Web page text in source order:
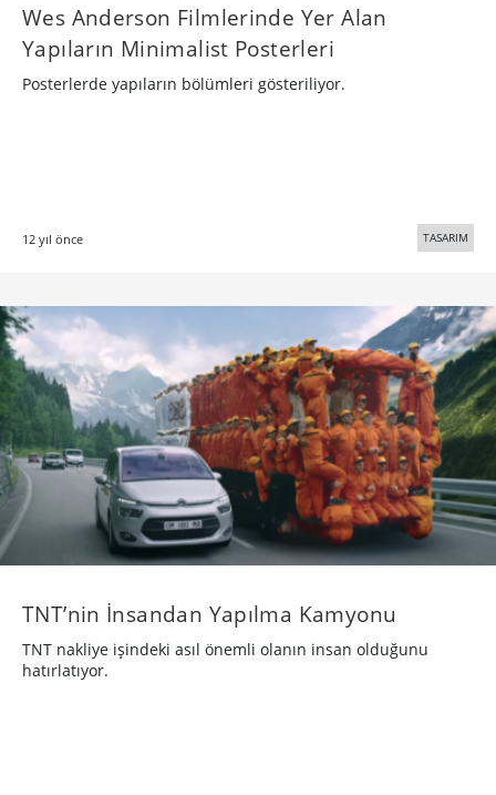
Wes Anderson Filmlerinde Yer Alan
Yapıların Minimalist Posterleri
Posterlerde yapıların bölümleri gösteriliyor.
12 yıl önce TASARIM
TNT’nin İnsandan Yapılma Kamyonu
TNT nakliye işindeki asıl önemli olanın insan olduğunu
hatırlatıyor.